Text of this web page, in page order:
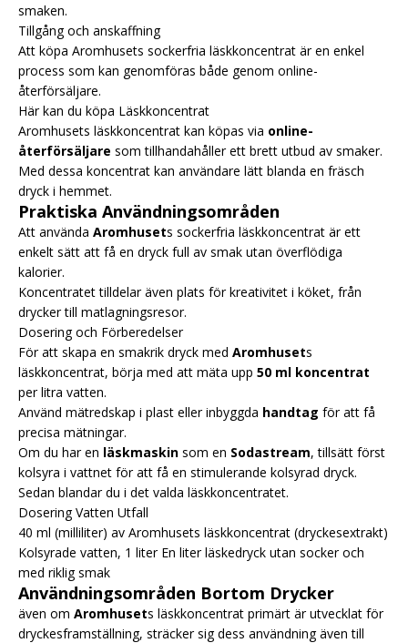
smaken.
Tillgång och anskaffning
Att köpa Aromhusets sockerfria läskkoncentrat är en enkel
process som kan genomföras både genom online-
återförsäljare.
Här kan du köpa Läskkoncentrat
Aromhusets läskkoncentrat kan köpas via online-
återförsäljare som tillhandahåller ett brett utbud av smaker.
Med dessa koncentrat kan användare lätt blanda en fräsch
dryck i hemmet.
Praktiska Användningsområden
Att använda Aromhusets sockerfria läskkoncentrat är ett
enkelt sätt att få en dryck full av smak utan överflödiga
kalorier.
Koncentratet tilldelar även plats för kreativitet i köket, från
drycker till matlagningsresor.
Dosering och Förberedelser
För att skapa en smakrik dryck med Aromhusets
läskkoncentrat, börja med att mäta upp 50 ml koncentrat
per litra vatten.
Använd mätredskap i plast eller inbyggda handtag för att få
precisa mätningar.
Om du har en läskmaskin som en Sodastream, tillsätt först
kolsyra i vattnet för att få en stimulerande kolsyrad dryck.
Sedan blandar du i det valda läskkoncentratet.
Dosering Vatten Utfall
40 ml (milliliter) av Aromhusets läskkoncentrat (dryckesextrakt)
Kolsyrade vatten, 1 liter En liter läskedryck utan socker och
med riklig smak
Användningsområden Bortom Drycker
även om Aromhusets läskkoncentrat primärt är utvecklat för
dryckesframställning, sträcker sig dess användning även till